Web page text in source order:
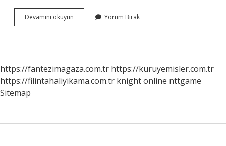
Devamını okuyun
Enerjide
Yorum Bırak
https://fantezimagaza.com.tr https://kuruyemisler.com.tr
https://filintahaliyikama.com.tr knight online nttgame
Sitemap